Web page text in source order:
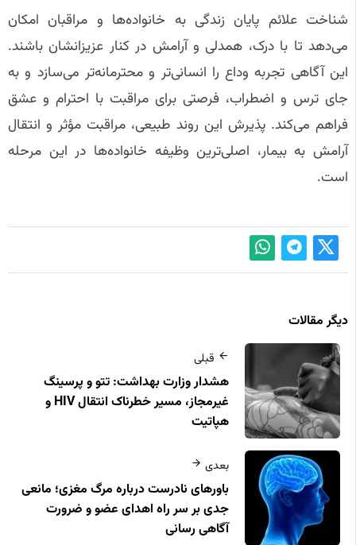
شناخت علائم پایان زندگی به خانواده‌ها و مراقبان امکان
می‌دهد تا با درک، همدلی و آرامش در کنار عزیزانشان باشند.
این آگاهی تجربه وداع را انسانی‌تر و محترمانه‌تر می‌سازد و به
جای ترس و اضطراب، فرصتی برای مراقبت با احترام و عشق
فراهم می‌کند. پذیرش این روند طبیعی، مراقبت مؤثر و انتقال
آرامش به بیمار، اصلی‌ترین وظیفه خانواده‌ها در این مرحله
است.
دیگر مقالات
قبلی
هشدار وزارت بهداشت: تتو و پرسینگ
غیرمجاز، مسیر خطرناک انتقال HIV و
هپاتیت
بعدی
باورهای نادرست درباره مرگ مغزی؛ مانعی
جدی بر سر راه اهدای عضو و ضرورت
آگاهی‌ رسانی